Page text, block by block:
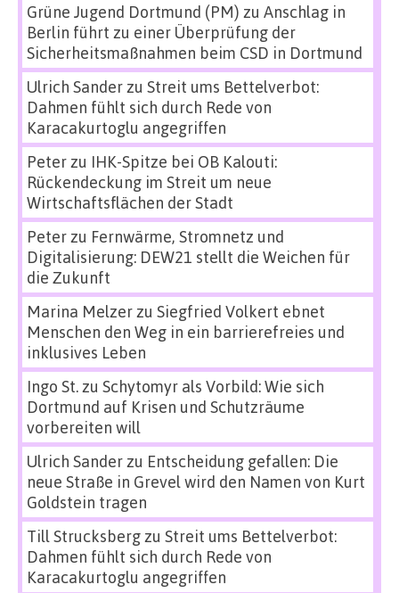
Grüne Jugend Dortmund (PM) zu Anschlag in
Berlin führt zu einer Überprüfung der
Sicherheitsmaßnahmen beim CSD in Dortmund
Ulrich Sanderzu Streit ums Bettelverbot:
Dahmen fühlt sich durch Rede von
Karacakurtoglu angegriffen
Peterzu IHK-Spitze bei OB Kalouti:
Rückendeckung im Streit um neue
Wirtschaftsflächen der Stadt
Peterzu Fernwärme, Stromnetz und
Digitalisierung: DEW21 stellt die Weichen für
die Zukunft
Marina Melzerzu Siegfried Volkert ebnet
Menschen den Weg in ein barrierefreies und
inklusives Leben
Ingo St.zu Schytomyr als Vorbild: Wie sich
Dortmund auf Krisen und Schutzräume
vorbereiten will
Ulrich Sanderzu Entscheidung gefallen: Die
neue Straße in Grevel wird den Namen von Kurt
Goldstein tragen
Till Strucksbergzu Streit ums Bettelverbot:
Dahmen fühlt sich durch Rede von
Karacakurtoglu angegriffen